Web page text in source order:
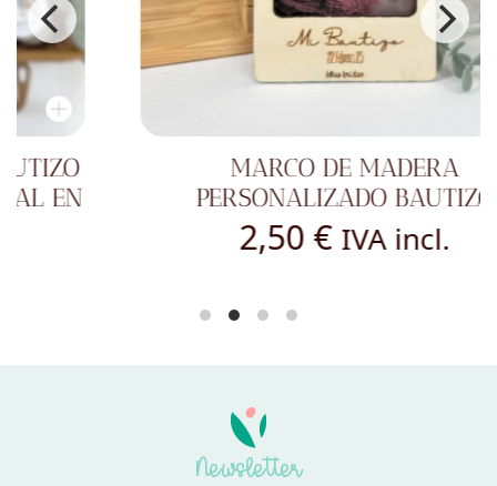
MARCO DE MADERA
PERSONALIZADO BAUTIZO
IVA incl.
Newsletter